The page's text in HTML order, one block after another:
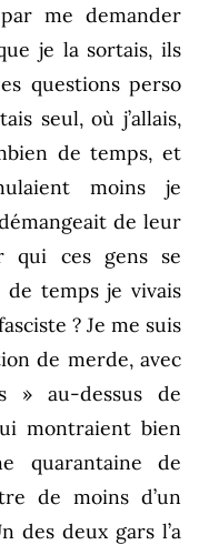
me demander
je la sortais, ils
questions perso
seul, où j’allais,
de temps, et
moins je
de leur
qui ces gens se
temps je vivais
? Je me suis
de merde, avec
» au-dessus de
montraient bien
quarantaine de
de moins d’un
des deux gars l’a